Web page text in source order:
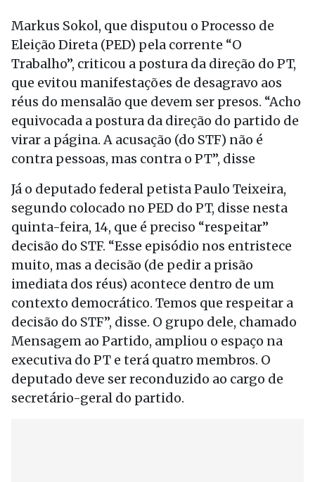
Markus Sokol, que disputou o Processo de
Eleição Direta (PED) pela corrente “O
Trabalho”, criticou a postura da direção do PT,
que evitou manifestações de desagravo aos
réus do mensalão que devem ser presos. “Acho
equivocada a postura da direção do partido de
virar a página. A acusação (do STF) não é
contra pessoas, mas contra o PT”, disse
Já o deputado federal petista Paulo Teixeira,
segundo colocado no PED do PT, disse nesta
quinta-feira, 14, que é preciso “respeitar”
decisão do STF. “Esse episódio nos entristece
muito, mas a decisão (de pedir a prisão
imediata dos réus) acontece dentro de um
contexto democrático. Temos que respeitar a
decisão do STF”, disse. O grupo dele, chamado
Mensagem ao Partido, ampliou o espaço na
executiva do PT e terá quatro membros. O
deputado deve ser reconduzido ao cargo de
secretário-geral do partido.